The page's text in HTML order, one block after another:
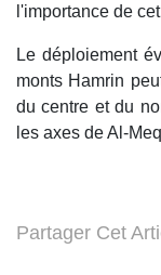
l'importance de
Le déploiement
monts Hamrin
du centre et du
les axes de Al-
Partager Cet